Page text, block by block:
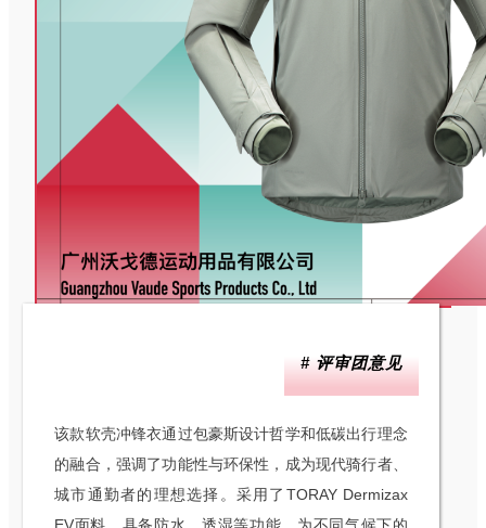
# 评审团意见
该款软壳冲锋衣通过包豪斯设计哲学和低碳出行理念
的融合，强调了功能性与环保性，成为现代骑行者、
城市通勤者的理想选择。采用了TORAY Dermizax